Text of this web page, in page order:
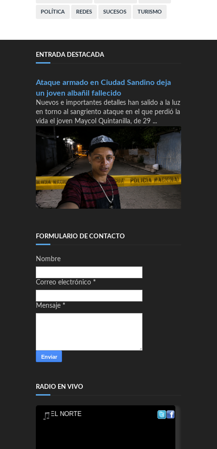
POLÍTICA REDES SUCESOS TURISMO
ENTRADA DESTACADA
Ataque armado en Ciudad Sandino deja
un joven albañil fallecido
Nuevos e importantes detalles han salido a la luz
en torno al sangriento ataque en el que perdió la
vida el joven Maycol Quintanilla, de 29 ...
FORMULARIO DE CONTACTO
Nombre
Correo electrónico *
Mensaje *
RADIO EN VIVO